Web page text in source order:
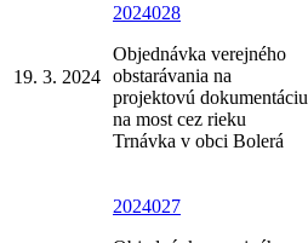
19. 3. 2024
2024028
Objednávka verejného
obstarávania na
projektovú dokumentáciu
na most cez rieku
Trnávka v obci Bolerá
2024027